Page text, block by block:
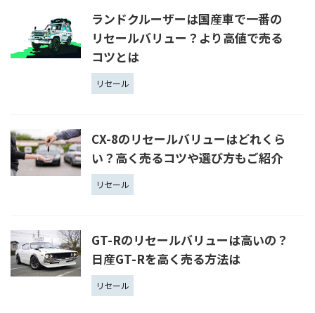
ランドクルーザーは国産車で一番の
リセールバリュー？より高値で売る
コツとは
リセール
CX-8のリセールバリューはどれくら
い？高く売るコツや選び方もご紹介
リセール
GT-Rのリセールバリューは高いの？
日産GT-Rを高く売る方法は
リセール